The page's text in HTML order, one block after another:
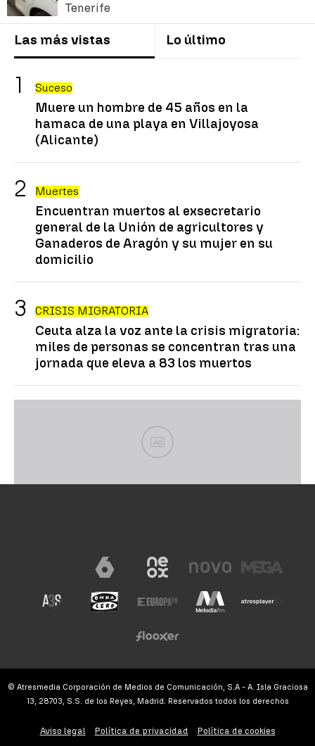
Tenerife
Las más vistas Lo último
Suceso
Muere un hombre de 45 años en la
hamaca de una playa en Villajoyosa
(Alicante)
Muertes
Encuentran muertos al exsecretario
general de la Unión de agricultores y
Ganaderos de Aragón y su mujer en su
domicilio
CRISIS MIGRATORIA
Ceuta alza la voz ante la crisis migratoria:
miles de personas se concentran tras una
jornada que eleva a 83 los muertos
Ad
© Atresmedia Corporación de Medios de Comunicación, S.A - A. Isla Graciosa
13, 28703, S.S. de los Reyes, Madrid. Reservados todos los derechos
Aviso legal Política de privacidad Política de cookies